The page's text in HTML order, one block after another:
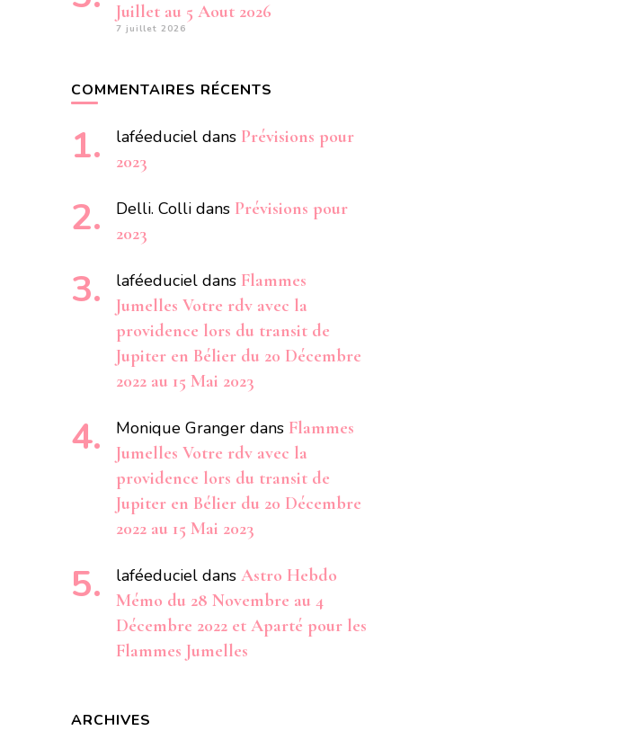
Juillet au 5 Aout 2026
7 juillet 2026
COMMENTAIRES RÉCENTS
laféeduciel dans Prévisions pour
2023
Delli. Colli dans Prévisions pour
2023
laféeduciel dans Flammes
Jumelles Votre rdv avec la
providence lors du transit de
Jupiter en Bélier du 20 Décembre
2022 au 15 Mai 2023
Monique Granger dans Flammes
Jumelles Votre rdv avec la
providence lors du transit de
Jupiter en Bélier du 20 Décembre
2022 au 15 Mai 2023
laféeduciel dans Astro Hebdo
Mémo du 28 Novembre au 4
Décembre 2022 et Aparté pour les
Flammes Jumelles
ARCHIVES